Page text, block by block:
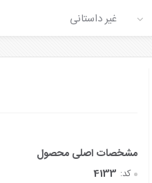
غیر داستانی
کد: 4133